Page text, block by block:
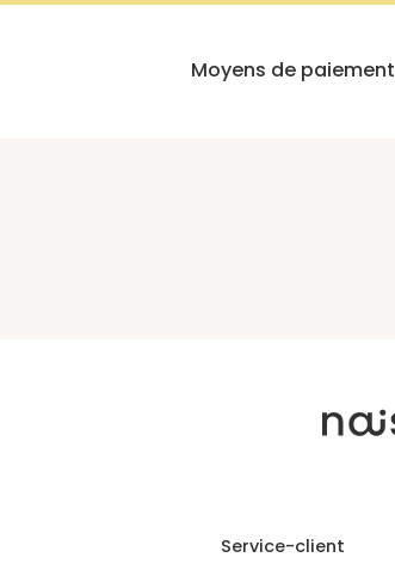
Moyens de paiement
Service-client